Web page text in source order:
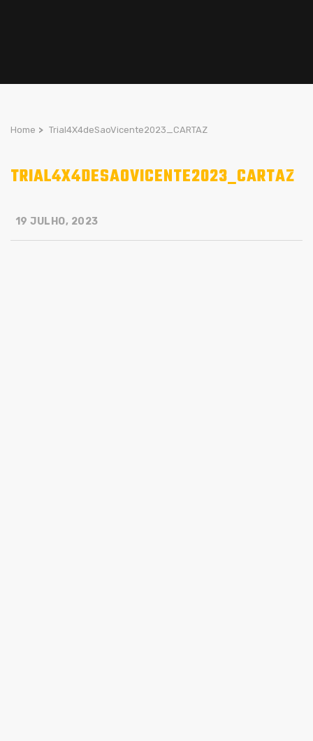
Home > Trial4X4deSaoVicente2023_CARTAZ
TRIAL4X4DESAOVICENTE2023_CARTAZ
19 JULHO, 2023